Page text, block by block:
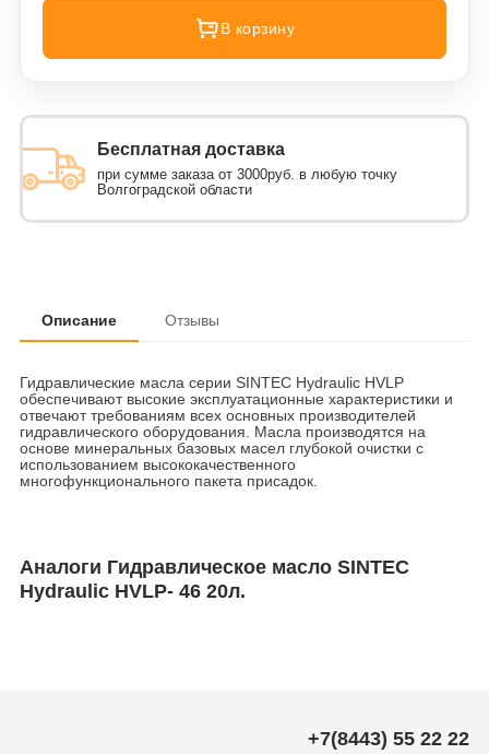
В корзину
Бесплатная доставка
при сумме заказа от 3000руб. в любую точку
Волгоградской области
Описание Отзывы
Гидравлические масла серии SINTEC Hydraulic HVLP
обеспечивают высокие эксплуатационные характеристики и
отвечают требованиям всех основных производителей
гидравлического оборудования. Масла производятся на
основе минеральных базовых масел глубокой очистки с
использованием высококачественного
многофункционального пакета присадок.
Аналоги Гидравлическое масло SINTEC
Hydraulic HVLP- 46 20л.
+7(8443) 55 22 22